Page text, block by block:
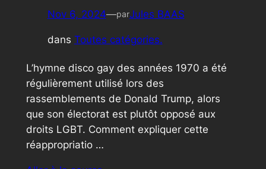
Nov 6, 2024—parJules BAAS
dans Toutes catégories.
L’hymne disco gay des années 1970 a été
régulièrement utilisé lors des
rassemblements de Donald Trump, alors
que son électorat est plutôt opposé aux
droits LGBT. Comment expliquer cette
réappropriatio …